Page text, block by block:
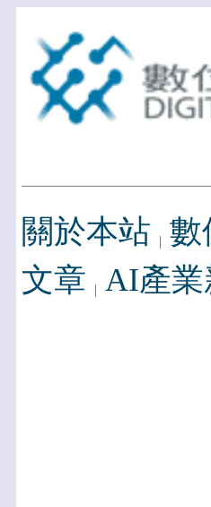
關於本站 數
文章 AI產業